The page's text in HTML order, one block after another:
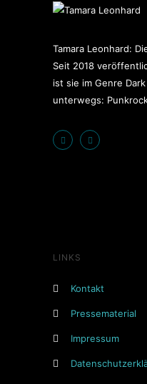
Tamara Leonhard:
Seit 2018
ist sie im Genre
unterwegs:
LINKS
Kontakt
Pressematerial
Impressum